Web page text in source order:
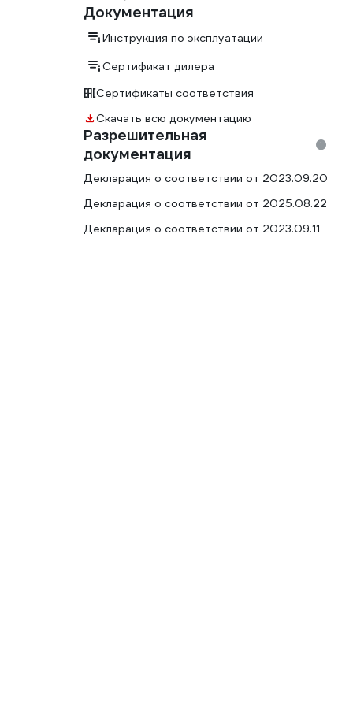
Документация
Инструкция по эксплуатации
Сертификат дилера
Сертификаты соответствия
Скачать всю документацию
Разрешительная
документация
Декларация о соответствии от 2023.09.20
Декларация о соответствии от 2025.08.22
Декларация о соответствии от 2023.09.11